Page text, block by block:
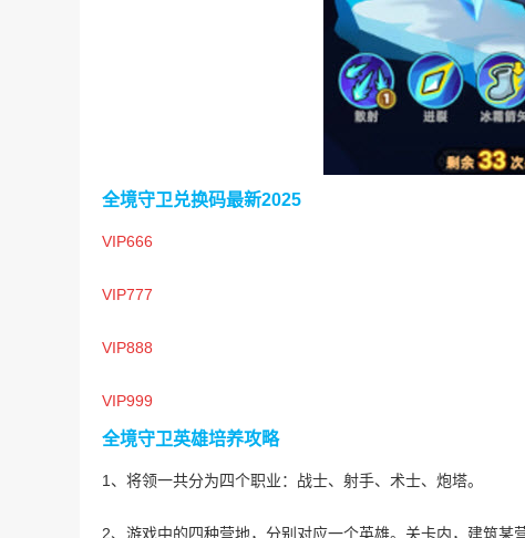
全境守卫兑换码最新2025
VIP666
VIP777
VIP888
VIP999
全境守卫英雄培养攻略
1、将领一共分为四个职业：战士、射手、术士、炮塔。
2、游戏中的四种营地，分别对应一个英雄。关卡内，建筑